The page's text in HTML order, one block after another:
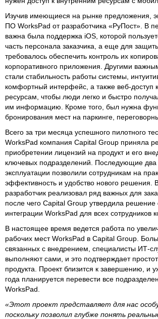
Изучив имеющиеся на рынке предложения,
ПО WorksPad от разработчика «РуПост». В
важна была поддержка iOS, которой
часть персонала заказчика, а еще для
требовалось обеспечить контроль их
корпоративного приложения. Другими
стали стабильность работы системы,
комфортный интерфейс, а также веб-доступ
ресурсам, чтобы люди легко и быстро
им информацию. Кроме того, был нужна
бронирования мест на паркинге,
Всего за три месяца успешного пилотного
WorksPad компания Capital Group приняла
приобретении лицензий на продукт и его
ключевых подразделений. Последующие
эксплуатации позволили сотрудникам на
эффективность и удобство нового решения.
разработчик реализовал ряд важных для
после чего Capital Group утвердила решение
интеграции WorksPad для всех сотрудников
В настоящее время ведется работа по
рабочих мест WorksPad в Capital Group.
связанных с внедрением, специалисты ИТ-
выполняют сами, и это подтверждает
продукта. Проект близится к завершению, и
года планируется перевести все
WorksPad.
«Этот проект представляет для нас
поскольку позволил глубже понять